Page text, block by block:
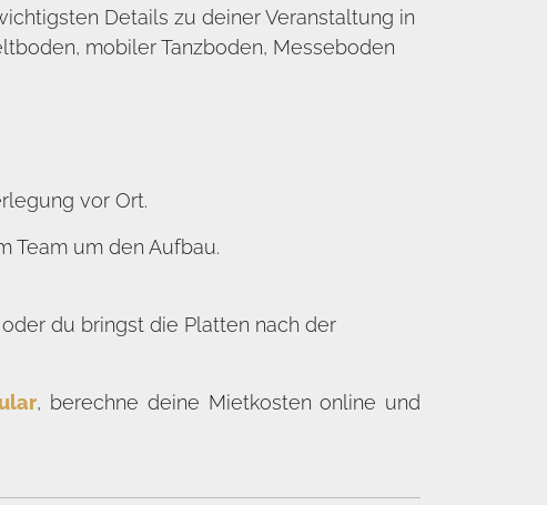
Details zu deiner Veranstaltung in
mobiler Tanzboden, Messeboden
vor Ort.
Team um den Aufbau.
du bringst die Platten nach der
, berechne deine Mietkosten online und